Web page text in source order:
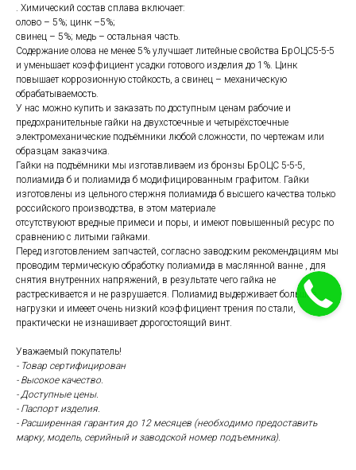
. Химический состав сплава включает:
олово – 5%; цинк –5%;
свинец – 5%; медь – остальная часть.
Содержание олова не менее 5% улучшает литейные свойства БрОЦС5-5-5
и уменьшает коэффициент усадки готового изделия до 1%. Цинк
повышает коррозионную стойкость, а свинец – механическую
обрабатываемость.
У нас можно купить и заказать по доступным ценам рабочие и
предохранительные гайки на двухстоечные и четырёхстоечные
электромеханические подъёмники любой сложности, по чертежам или
образцам заказчика.
Гайки на подъёмники мы изготавливаем из бронзы БрОЦС 5-5-5,
полиамида б и полиамида б модифицированным графитом. Гайки
изготовлены из цельного стержня полиамида б высшего качества только
российского производства, в этом материале
отсутствуюют вредные примеси и поры, и имеют повышенный ресурс по
сравнению с литыми гайками.
Перед изготовлением запчастей, согласно заводским рекомендациям мы
проводим термическую обработку полиамида в маслянной ванне , для
снятия внутренних напряжений, в результате чего гайка не
растрескивается и не разрушается. Полиамид выдерживает большие
нагрузки и имееет очень низкий коэффициент трения по стали,
практически не изнашивает дорогостоящий винт.
Уважаемый покупатель!
- Товар сертифицирован
- Высокое качество.
- Доступные цены.
- Паспорт изделия.
- Расширенная гарантия до 12 месяцев (необходимо предоставить
марку, модель, серийный и заводской номер подъемника).